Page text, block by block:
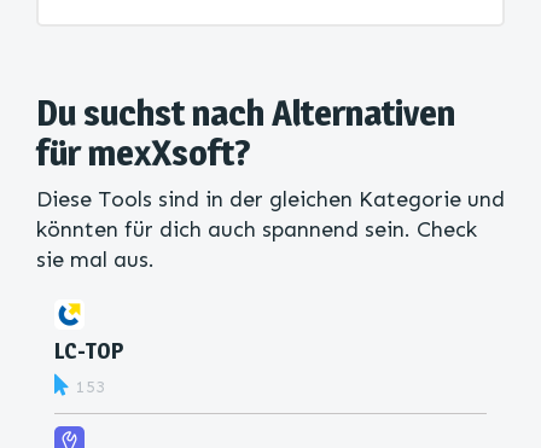
Du suchst nach Alternativen
für mexXsoft?
Diese Tools sind in der gleichen Kategorie und
könnten für dich auch spannend sein. Check
sie mal aus.
LC-TOP
153